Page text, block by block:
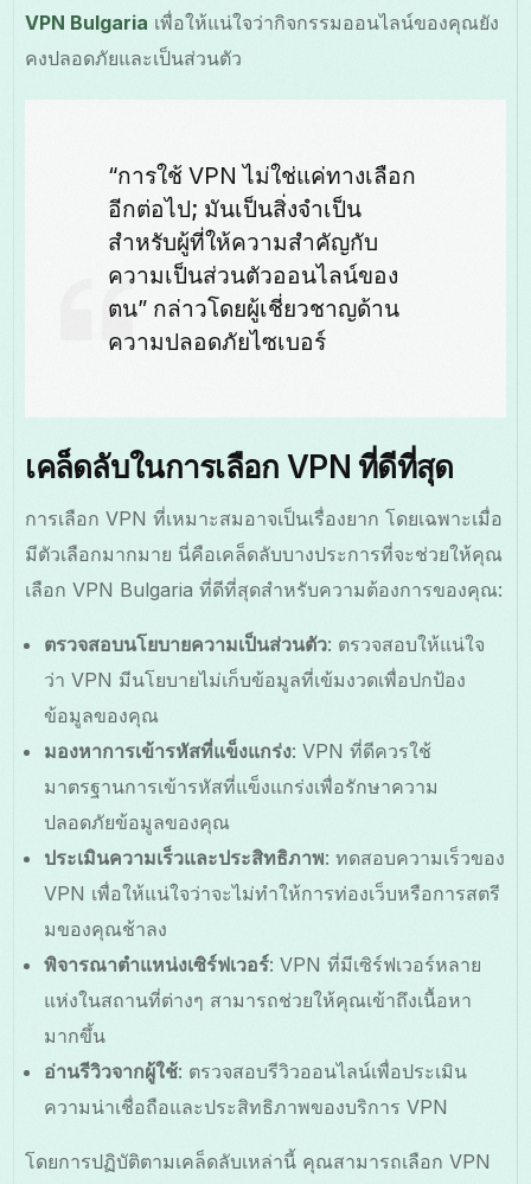
VPN Bulgaria เพื่อให้แน่ใจว่ากิจกรรมออนไลน์ของคุณยัง
คงปลอดภัยและเป็นส่วนตัว
“การใช้ VPN ไม่ใช่แค่ทางเลือก
อีกต่อไป; มันเป็นสิ่งจำเป็น
สำหรับผู้ที่ให้ความสำคัญกับ
ความเป็นส่วนตัวออนไลน์ของ
ตน” กล่าวโดยผู้เชี่ยวชาญด้าน
ความปลอดภัยไซเบอร์
เคล็ดลับในการเลือก VPN ที่ดีที่สุด
การเลือก VPN ที่เหมาะสมอาจเป็นเรื่องยาก โดยเฉพาะเมื่อ
มีตัวเลือกมากมาย นี่คือเคล็ดลับบางประการที่จะช่วยให้คุณ
เลือก VPN Bulgaria ที่ดีที่สุดสำหรับความต้องการของคุณ:
ตรวจสอบนโยบายความเป็นส่วนตัว: ตรวจสอบให้แน่ใจ
ว่า VPN มีนโยบายไม่เก็บข้อมูลที่เข้มงวดเพื่อปกป้อง
ข้อมูลของคุณ
มองหาการเข้ารหัสที่แข็งแกร่ง: VPN ที่ดีควรใช้
มาตรฐานการเข้ารหัสที่แข็งแกร่งเพื่อรักษาความ
ปลอดภัยข้อมูลของคุณ
ประเมินความเร็วและประสิทธิภาพ: ทดสอบความเร็วของ
VPN เพื่อให้แน่ใจว่าจะไม่ทำให้การท่องเว็บหรือการสตรี
มของคุณช้าลง
พิจารณาตำแหน่งเซิร์ฟเวอร์: VPN ที่มีเซิร์ฟเวอร์หลาย
แห่งในสถานที่ต่างๆ สามารถช่วยให้คุณเข้าถึงเนื้อหา
มากขึ้น
อ่านรีวิวจากผู้ใช้: ตรวจสอบรีวิวออนไลน์เพื่อประเมิน
ความน่าเชื่อถือและประสิทธิภาพของบริการ VPN
โดยการปฏิบัติตามเคล็ดลับเหล่านี้ คุณสามารถเลือก VPN